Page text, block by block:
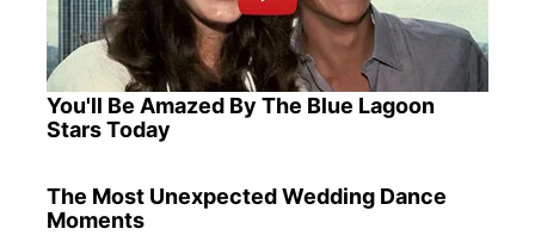
You'll Be Amazed By The Blue Lagoon
Stars Today
The Most Unexpected Wedding Dance
Moments